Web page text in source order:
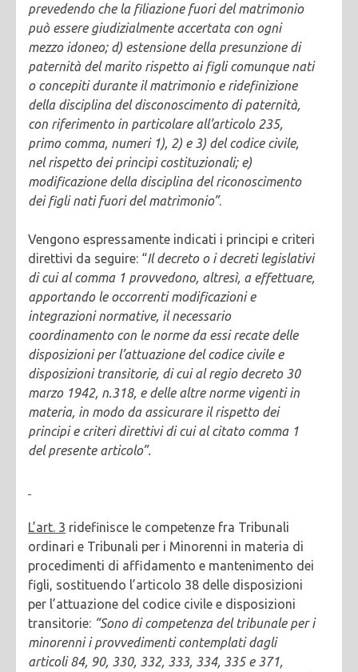
prevedendo che la filiazione fuori del matrimonio
può essere giudizialmente accertata con ogni
mezzo idoneo; d) estensione della presunzione di
paternità del marito rispetto ai figli comunque nati
o concepiti durante il matrimonio e ridefinizione
della disciplina del disconoscimento di paternità,
con riferimento in particolare all’articolo 235,
primo comma, numeri 1), 2) e 3) del codice civile,
nel rispetto dei principi costituzionali; e)
modificazione della disciplina del riconoscimento
dei figli nati fuori del matrimonio”.
Vengono espressamente indicati i principi e criteri
direttivi da seguire: “Il decreto o i decreti legislativi
di cui al comma 1 provvedono, altresì, a effettuare,
apportando le occorrenti modificazioni e
integrazioni normative, il necessario
coordinamento con le norme da essi recate delle
disposizioni per l’attuazione del codice civile e
disposizioni transitorie, di cui al regio decreto 30
marzo 1942, n.318, e delle altre norme vigenti in
materia, in modo da assicurare il rispetto dei
principi e criteri direttivi di cui al citato comma 1
del presente articolo”.
L’art. 3 ridefinisce le competenze fra Tribunali
ordinari e Tribunali per i Minorenni in materia di
procedimenti di affidamento e mantenimento dei
figli, sostituendo l’articolo 38 delle disposizioni
per l’attuazione del codice civile e disposizioni
transitorie: “Sono di competenza del tribunale per i
minorenni i provvedimenti contemplati dagli
articoli 84, 90, 330, 332, 333, 334, 335 e 371,